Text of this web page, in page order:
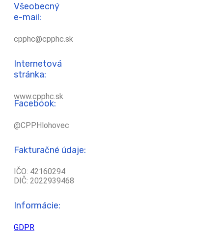
Všeobecný
e-mail:
cpphc@cpphc.sk
Internetová
stránka:
www.cpphc.sk
Facebook:
@CPPHlohovec
Fakturačné údaje:
IČO: 42160294
DIČ: 2022939468
Informácie:
GDPR